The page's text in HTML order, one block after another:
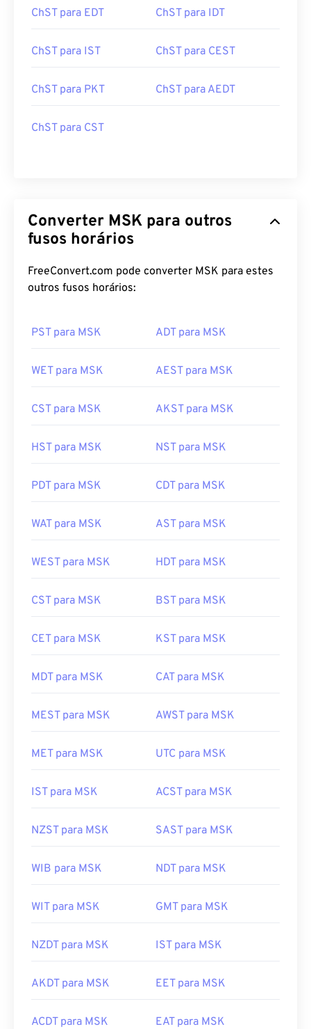
ChST para EDT ChST para IDT
ChST para IST ChST para CEST
ChST para PKT ChST para AEDT
ChST para CST
Converter MSK para outros
fusos horários
FreeConvert.com pode converter MSK para estes
outros fusos horários:
PST para MSK ADT para MSK
WET para MSK AEST para MSK
CST para MSK AKST para MSK
HST para MSK NST para MSK
PDT para MSK CDT para MSK
WAT para MSK AST para MSK
WEST para MSK HDT para MSK
CST para MSK BST para MSK
CET para MSK KST para MSK
MDT para MSK CAT para MSK
MEST para MSK AWST para MSK
MET para MSK UTC para MSK
IST para MSK ACST para MSK
NZST para MSK SAST para MSK
WIB para MSK NDT para MSK
WIT para MSK GMT para MSK
NZDT para MSK IST para MSK
AKDT para MSK EET para MSK
ACDT para MSK EAT para MSK